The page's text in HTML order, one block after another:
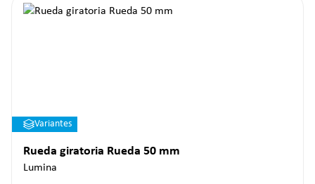
Variantes
Rueda giratoria Rueda 50 mm
Lumina